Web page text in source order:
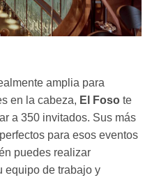
amplia para
en la cabeza, El Foso te
a 350 invitados. Sus más
para esos eventos
puedes realizar
equipo de trabajo y